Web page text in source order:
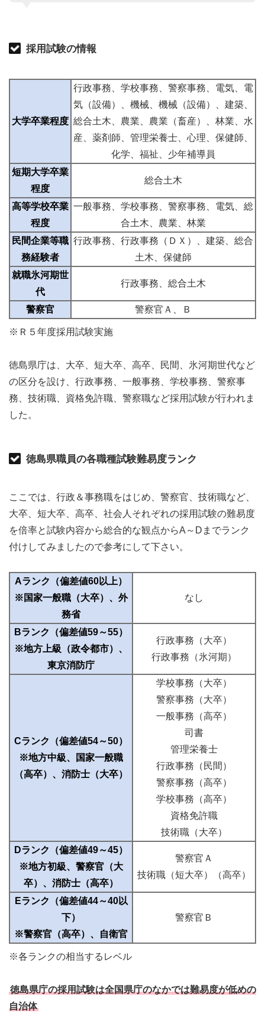
採用試験の情報
大学卒業程度
行政事務、学校事務、警察事務、電気、電
気（設備）、機械、機械（設備）、建築、
総合土木、農業、農業（畜産）、林業、水
産、薬剤師、管理栄養士、心理、保健師、
化学、福祉、少年補導員
短期大学卒業
程度
総合土木
高等学校卒業
程度
一般事務、学校事務、警察事務、電気、総
合土木、農業、林業
民間企業等職
務経験者
行政事務、行政事務（ＤＸ）、建築、総合
土木、保健師
就職氷河期世
代
行政事務、総合土木
警察官 警察官Ａ、Ｂ
※Ｒ５年度採用試験実施
徳島県庁は、大卒、短大卒、高卒、民間、氷河期世代など
の区分を設け、行政事務、一般事務、学校事務、警察事
務、技術職、資格免許職、警察職など採用試験が行われま
した。
徳島県職員の各職種試験難易度ランク
ここでは、行政＆事務職をはじめ、警察官、技術職など、
大卒、短大卒、高卒、社会人それぞれの採用試験の難易度
を倍率と試験内容から総合的な観点からA～Dまでランク
付けしてみましたので参考にして下さい。
Aランク（偏差値60以上）
※国家一般職（大卒）、外
務省
なし
Bランク（偏差値59～55）
※地方上級（政令都市）、
東京消防庁
行政事務（大卒）
行政事務（氷河期）
Cランク（偏差値54～50）
※地方中級、国家一般職
（高卒）、消防士（大卒）
学校事務（大卒）
警察事務（大卒）
一般事務（高卒）
司書
管理栄養士
行政事務（民間）
警察事務（高卒）
学校事務（高卒）
資格免許職
技術職（大卒）
Dランク（偏差値49～45）
※地方初級、警察官（大
卒）、消防士（高卒）
警察官Ａ
技術職（短大卒）（高卒）
Eランク（偏差値44～40以
下）
※警察官（高卒）、自衛官
警察官Ｂ
※各ランクの相当するレベル
徳島県庁の採用試験は全国県庁のなかでは難易度が低めの
自治体